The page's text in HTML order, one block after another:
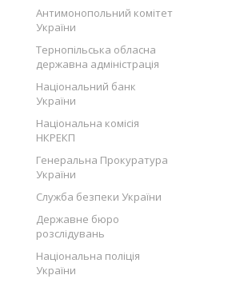
Антимонопольний комітет
України
Тернопільська обласна
державна адміністрація
Національний банк
України
Національна комісія
НКРЕКП
Генеральна Прокуратура
України
Служба безпеки України
Державне бюро
розслідувань
Національна поліція
України